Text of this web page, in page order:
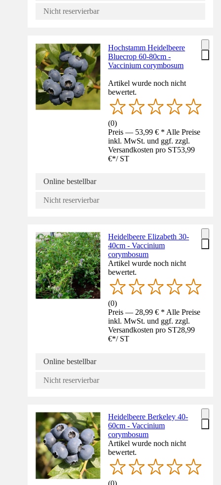
Nicht reservierbar
Hochstamm Heidelbeere
Bluecrop 60-80cm -
Vaccinium corymbosum
Artikel wurde noch nicht
bewertet.
(0)
Preis — 53,99 € * Alle Preise
inkl. MwSt. und ggf. zzgl.
Versandkosten pro ST53,99
€*/ ST
Online bestellbar
Nicht reservierbar
Heidelbeere Elizabeth 30-
40cm - Vaccinium
corymbosum
Artikel wurde noch nicht
bewertet.
(0)
Preis — 28,99 € * Alle Preise
inkl. MwSt. und ggf. zzgl.
Versandkosten pro ST28,99
€*/ ST
Online bestellbar
Nicht reservierbar
Heidelbeere Berkeley 40-
60cm - Vaccinium
corymbosum
Artikel wurde noch nicht
bewertet.
(0)